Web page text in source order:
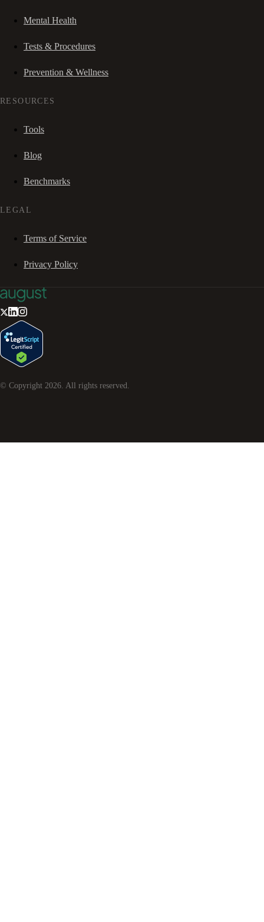
Mental Health
Tests & Procedures
Prevention & Wellness
RESOURCES
Tools
Blog
Benchmarks
LEGAL
Terms of Service
Privacy Policy
© Copyright 2026 . All rights reserved.